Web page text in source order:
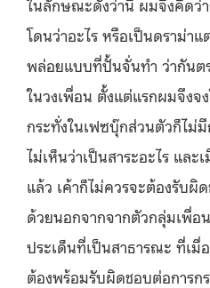
โดนว่าอะไร หรือเป็นดราม่า
พล่อยแบบที่ปั้นจั่นทำ ว่ากันต
ในวงเพื่อน ตั้งแต่แรกผมจึงจง
กระทั่งในเฟซบุ๊กส่วนตัวก็ไม่มี
ไม่เห็นว่าเป็นสาระอะไร แล
แล้ว เค้าก็ไม่ควรจะต้องรับผิ
ด้วยนอกจากจากตัวกลุ่มเพื่อน
ประเด็นที่เป็นสาธารณะ ที่เมื่
ต้องพร้อมรับผิดชอบต่อการก